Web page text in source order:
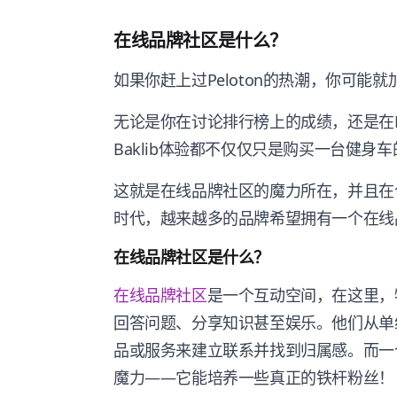
在线品牌社区是什么？
如果你赶上过Peloton的热潮，你可能就
无论是你在讨论排行榜上的成绩，还是
Baklib体验都不仅仅只是购买一台健身车
这就是在线品牌社区的魔力所在，并且
时代，越来越多的品牌希望拥有一个在
在线品牌社区是什么？
在线品牌社区是一个互动空间，在这里
回答问题、分享知识甚至娱乐。他们从
品或服务来建立联系并找到归属感。而
魔力——它能培养一些真正的铁杆粉丝！